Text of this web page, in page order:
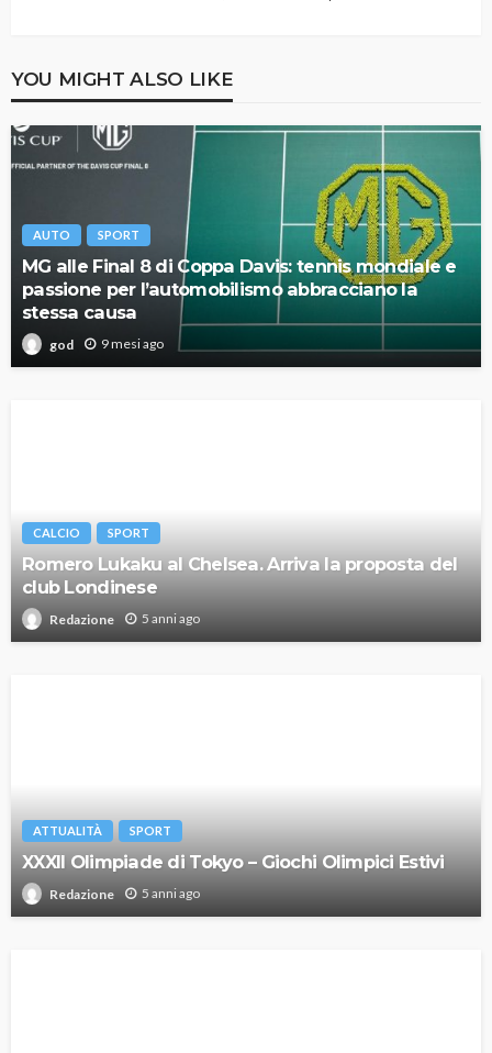
YOU MIGHT ALSO LIKE
AUTO SPORT
MG alle Final 8 di Coppa Davis: tennis mondiale e
passione per l’automobilismo abbracciano la
stessa causa
god 9 mesi ago
CALCIO SPORT
Romero Lukaku al Chelsea. Arriva la proposta del
club Londinese
Redazione 5 anni ago
ATTUALITÀ SPORT
XXXII Olimpiade di Tokyo – Giochi Olimpici Estivi
Redazione 5 anni ago